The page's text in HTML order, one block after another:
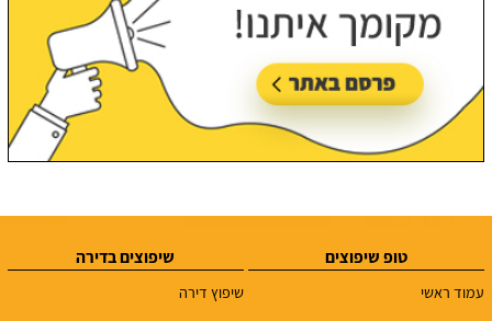
טופ שיפוצים
עמוד ראשי
שיפוצים בדירה
שיפוץ דירה